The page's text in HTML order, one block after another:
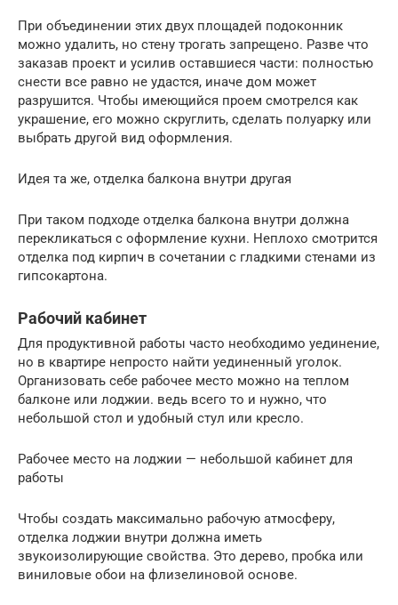
При объединении этих двух площадей подоконник
можно удалить, но стену трогать запрещено. Разве что
заказав проект и усилив оставшиеся части: полностью
снести все равно не удастся, иначе дом может
разрушится. Чтобы имеющийся проем смотрелся как
украшение, его можно скруглить, сделать полуарку или
выбрать другой вид оформления.
Идея та же, отделка балкона внутри другая
При таком подходе отделка балкона внутри должна
перекликаться с оформление кухни. Неплохо смотрится
отделка под кирпич в сочетании с гладкими стенами из
гипсокартона.
Рабочий кабинет
Для продуктивной работы часто необходимо уединение,
но в квартире непросто найти уединенный уголок.
Организовать себе рабочее место можно на теплом
балконе или лоджии. ведь всего то и нужно, что
небольшой стол и удобный стул или кресло.
Рабочее место на лоджии — небольшой кабинет для
работы
Чтобы создать максимально рабочую атмосферу,
отделка лоджии внутри должна иметь
звукоизолирующие свойства. Это дерево, пробка или
виниловые обои на флизелиновой основе.